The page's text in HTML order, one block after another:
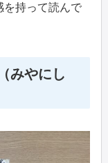
を持って読んで
みやにし